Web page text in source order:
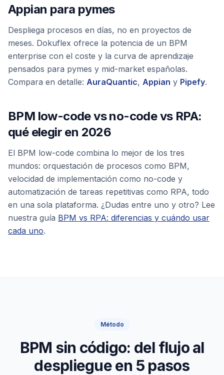
Appian para pymes
Despliega procesos en días, no en proyectos de
meses. Dokuflex ofrece la potencia de un BPM
enterprise con el coste y la curva de aprendizaje
pensados para pymes y mid-market españolas.
Compara en detalle: AuraQuantic, Appian y Pipefy.
BPM low-code vs no-code vs RPA:
qué elegir en 2026
El BPM low-code combina lo mejor de los tres
mundos: orquestación de procesos como BPM,
velocidad de implementación como no-code y
automatización de tareas repetitivas como RPA, todo
en una sola plataforma. ¿Dudas entre uno y otro? Lee
nuestra guía BPM vs RPA: diferencias y cuándo usar
cada uno.
Método
BPM sin código: del flujo al
despliegue en 5 pasos